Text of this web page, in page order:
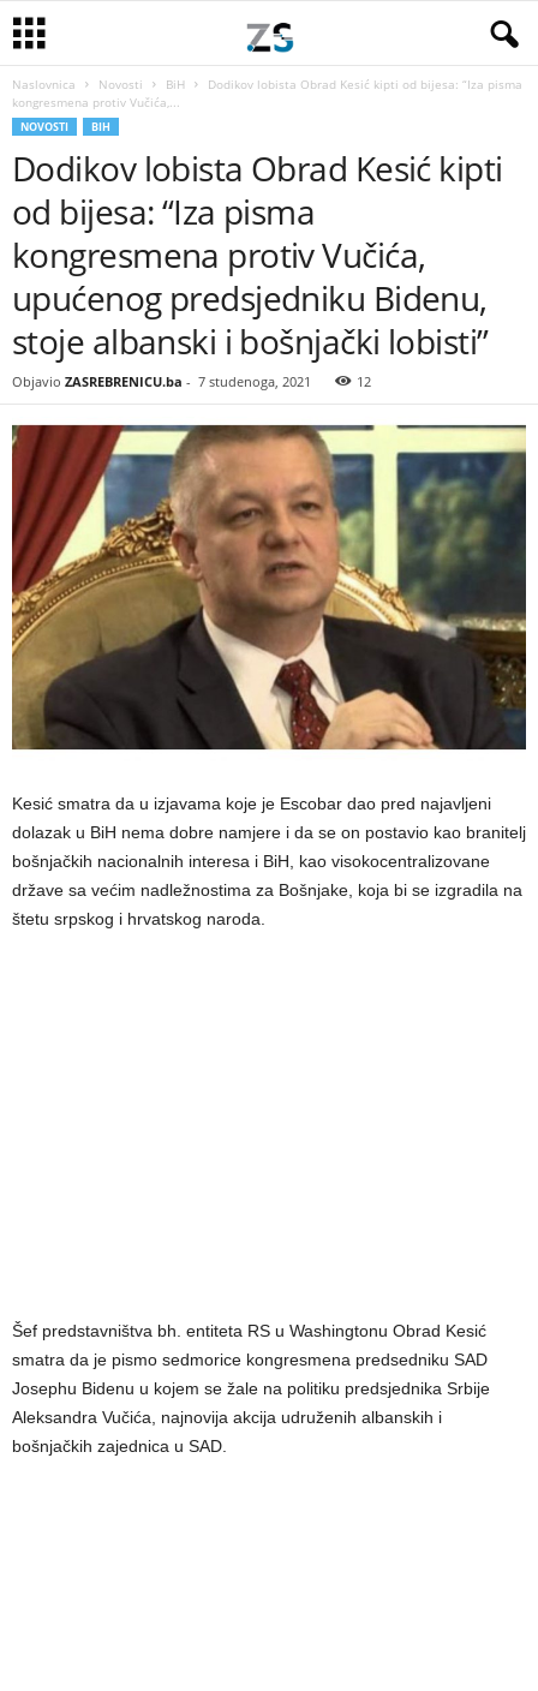
Naslovnica Novosti BiH
Dodikov lobista Obrad Kesić kipti od bijesa: “Iza pisma
kongresmena protiv Vučića,...
NOVOSTI BIH
Dodikov lobista Obrad Kesić kipti
od bijesa: “Iza pisma
kongresmena protiv Vučića,
upućenog predsjedniku Bidenu,
stoje albanski i bošnjački lobisti”
Objavio ZASREBRENICU.ba - 7 studenoga, 2021 12
Kesić smatra da u izjavama koje je Escobar dao pred najavljeni
dolazak u BiH nema dobre namjere i da se on postavio kao branitelj
bošnjačkih nacionalnih interesa i BiH, kao visokocentralizovane
države sa većim nadležnostima za Bošnjake, koja bi se izgradila na
štetu srpskog i hrvatskog naroda.
Šef predstavništva bh. entiteta RS u Washingtonu Obrad Kesić
smatra da je pismo sedmorice kongresmena predsedniku SAD
Josephu Bidenu u kojem se žale na politiku predsjednika Srbije
Aleksandra Vučića, najnovija akcija udruženih albanskih i
bošnjačkih zajednica u SAD.